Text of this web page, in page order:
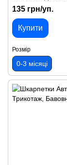
135 грн/уп.
Купити
Розмір
0-3 місяці